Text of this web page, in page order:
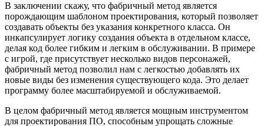
В заключении скажу, что фабричный метод является
порождающим шаблоном проектирования, который позволяет
создавать объекты без указания конкретного класса. Он
инкапсулирует логику создания объекта в отдельном классе,
делая код более гибким и легким в обслуживании. В примере
с игрой, где присутствует несколько видов персонажей,
фабричный метод позволил нам с легкостью добавлять их
новые виды без изменения существующего кода. Это делает
программу более масштабируемой и обслуживаемой.
В целом фабричный метод является мощным инструментом
для проектирования ПО, способным упрощать сложные